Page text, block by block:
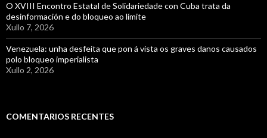
O XVIII Encontro Estatal de Solidariedade con Cuba trata da
desinformación e do bloqueo ao límite
Xullo 7, 2026
Venezuela: unha desfeita que pon á vista os graves danos causados
polo bloqueo imperialista
Xullo 2, 2026
COMENTARIOS RECENTES